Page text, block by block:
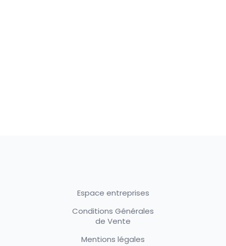
Espace entreprises
Conditions Générales
de Vente
Mentions légales